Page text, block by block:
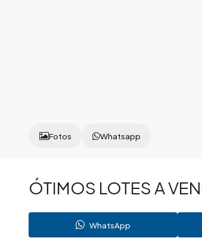
Fotos Whatsapp
ÓTIMOS LOTES A
WhatsApp